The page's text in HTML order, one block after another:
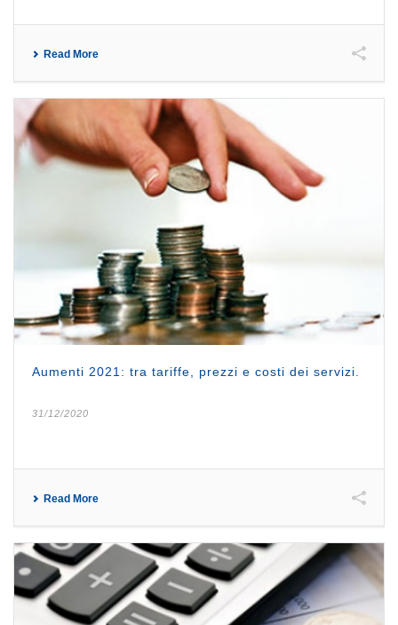
Read More
Aumenti 2021: tra tariffe, prezzi e costi dei servizi.
31/12/2020
Read More